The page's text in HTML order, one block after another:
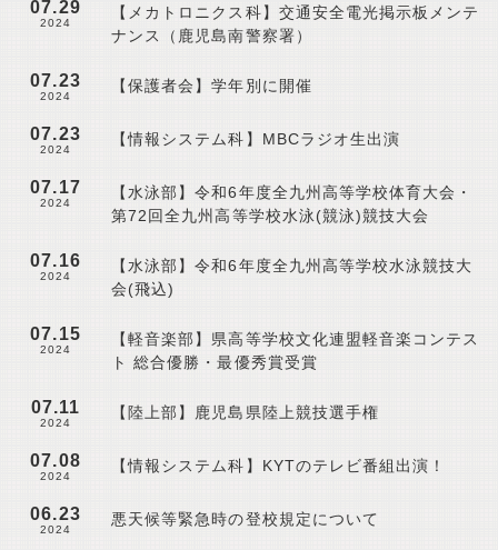
07.29
2024
【メカトロニクス科】交通安全電光掲示板メンテ
ナンス（鹿児島南警察署）
07.23
2024
【保護者会】学年別に開催
07.23
2024
【情報システム科】MBCラジオ生出演
07.17
2024
【水泳部】令和6年度全九州高等学校体育大会・
第72回全九州高等学校水泳(競泳)競技大会
07.16
2024
【水泳部】令和6年度全九州高等学校水泳競技大
会(飛込)
07.15
2024
【軽音楽部】県高等学校文化連盟軽音楽コンテス
ト 総合優勝・最優秀賞受賞
07.11
2024
【陸上部】鹿児島県陸上競技選手権
07.08
2024
【情報システム科】KYTのテレビ番組出演！
06.23
2024
悪天候等緊急時の登校規定について